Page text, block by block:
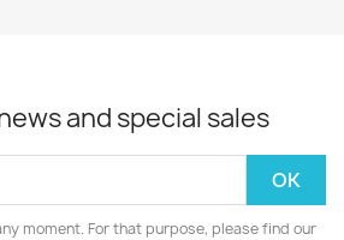
and special sales
moment. For that purpose, please find our